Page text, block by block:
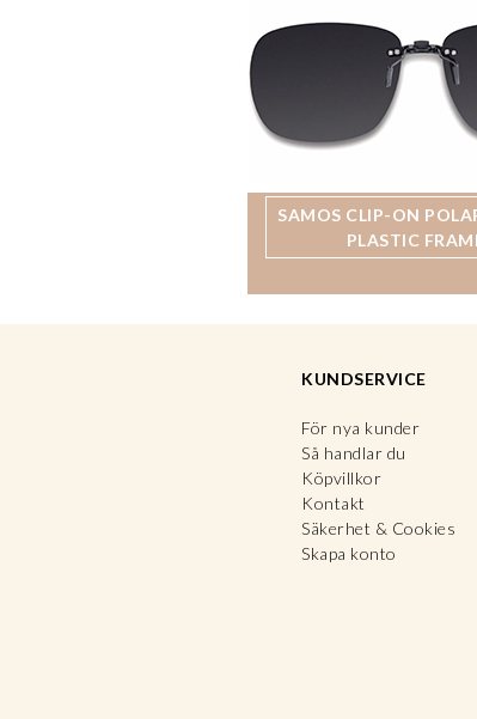
SAMOS CLIP-ON
PLASTIC
KUNDSERVICE
För nya kunder
Så handlar du
Köpvillkor
Kontakt
Säkerhet & Cookies
Skapa konto